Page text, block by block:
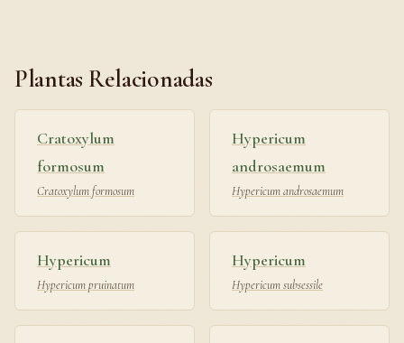
Plantas Relacionadas
Cratoxylum
formosum
Cratoxylum formosum
Hypericum
androsaemum
Hypericum androsaemum
Hypericum
Hypericum pruinatum
Hypericum
Hypericum subsessile